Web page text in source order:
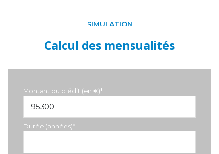
SIMULATION
Calcul des mensualités
Montant du crédit (en €)*
Durée (années)*